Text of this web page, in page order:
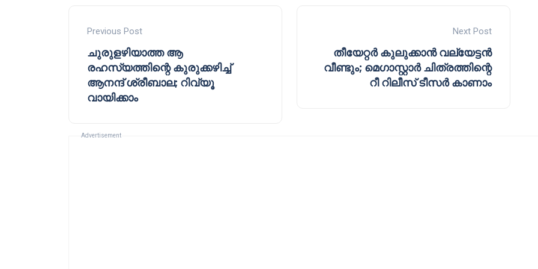
Previous Post
ചുരുളഴിയാത്ത ആ
രഹസ്യത്തിന്റെ കുരുക്കഴിച്ച്
ആനന്ദ് ശ്രീബാല; റിവ്യൂ
വായിക്കാം
Next Post
തീയേറ്റർ കുലുക്കാൻ വല്യേട്ടൻ
വീണ്ടും; മെഗാസ്റ്റാർ ചിത്രത്തിന്റെ
റീ റിലീസ് ടീസർ കാണാം
Advertisement